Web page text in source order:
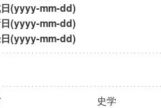
ンター
(yyyy-mm-dd)
(yyyy-mm-dd)
(yyyy-mm-dd)
史学